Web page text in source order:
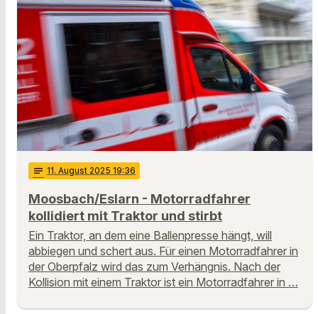
notes 11. August 2025 19:36
Moosbach/Eslarn - Motorradfahrer
kollidiert mit Traktor und stirbt
Ein Traktor, an dem eine Ballenpresse hängt, will
abbiegen und schert aus. Für einen Motorradfahrer in
der Oberpfalz wird das zum Verhängnis. Nach der
Kollision mit einem Traktor ist ein Motorradfahrer in …